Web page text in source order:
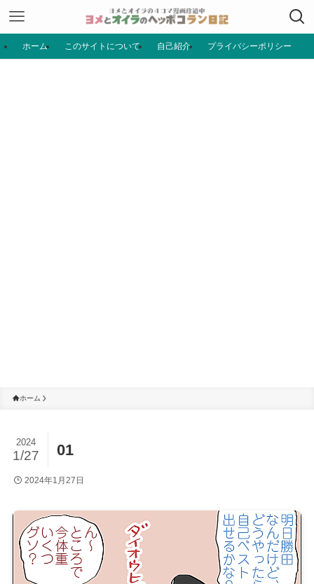
ホーム このサイトについて 自己紹介 プライバシーポリシー
ホーム
01
2024
1/27
2024年1月27日